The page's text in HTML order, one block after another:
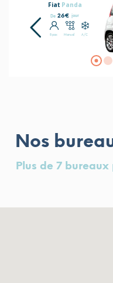
Fiat Panda
26€
De jour
5 pax Manual A/C
Nos
Plus de 7